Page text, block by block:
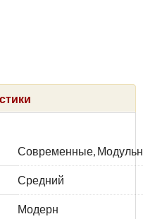
Современные,
Средний
Модерн